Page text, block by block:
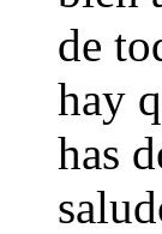
de
hay
has